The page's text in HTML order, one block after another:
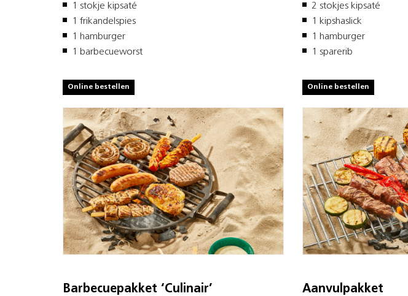
1 stokje kipsaté
1 frikandelspies
1 hamburger
1 barbecueworst
Online bestellen
2 stokjes kipsaté
1 kipshaslick
1 hamburger
1 sparerib
Online bestellen
Barbecuepakket ‘Culinair’ Aanvulpakket